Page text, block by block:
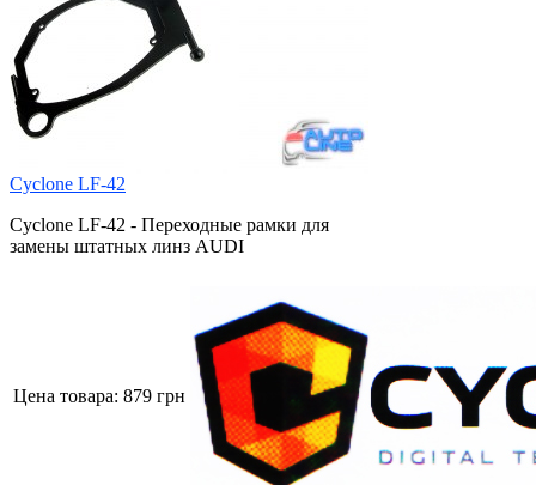
Cyclone LF-42
Cyclone LF-42 - Переходные рамки для
замены штатных линз AUDI
Цена товара: 879 грн